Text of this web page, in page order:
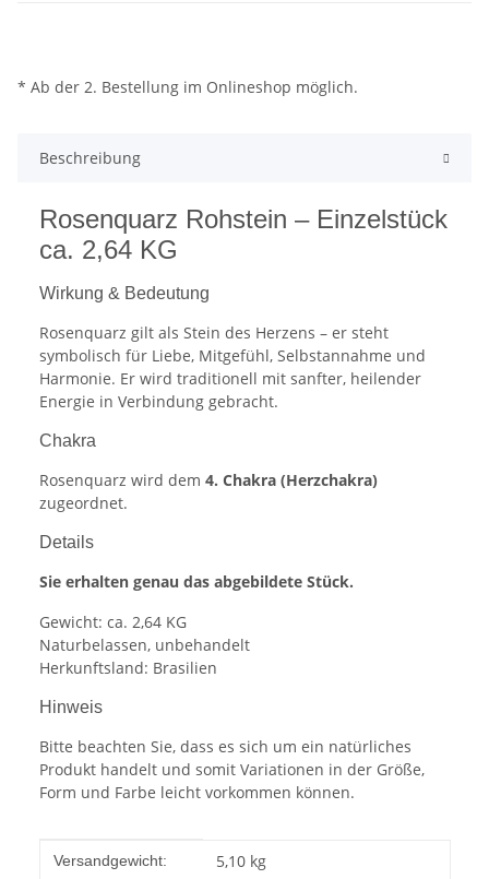
* Ab der 2. Bestellung im Onlineshop möglich.
Beschreibung
Rosenquarz Rohstein – Einzelstück
ca. 2,64 KG
Wirkung & Bedeutung
Rosenquarz gilt als Stein des Herzens – er steht
symbolisch für Liebe, Mitgefühl, Selbstannahme und
Harmonie. Er wird traditionell mit sanfter, heilender
Energie in Verbindung gebracht.
Chakra
Rosenquarz wird dem 4. Chakra (Herzchakra)
zugeordnet.
Details
Sie erhalten genau das abgebildete Stück.
Gewicht: ca. 2,64 KG
Naturbelassen, unbehandelt
Herkunftsland: Brasilien
Hinweis
Bitte beachten Sie, dass es sich um ein natürliches
Produkt handelt und somit Variationen in der Größe,
Form und Farbe leicht vorkommen können.
Produkteigenschaft
Wert
Versandgewicht: 5,10 kg